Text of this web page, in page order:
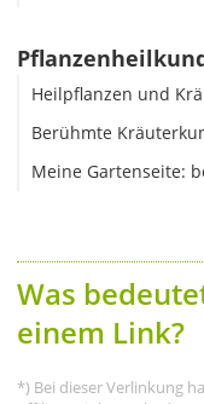
Heilpflanzen und
Berühmte
Meine Gartenseite:
Was
einem Link?
*) Bei dieser Verlinkung